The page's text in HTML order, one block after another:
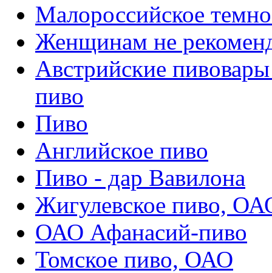
Малороссийское
Женщинам не
Австрийские
пиво
Пиво
Английское пиво
Пиво - дар Вавилона
Жигулевское пиво,
ОАО Афанасий-пиво
Томское пиво, ОАО